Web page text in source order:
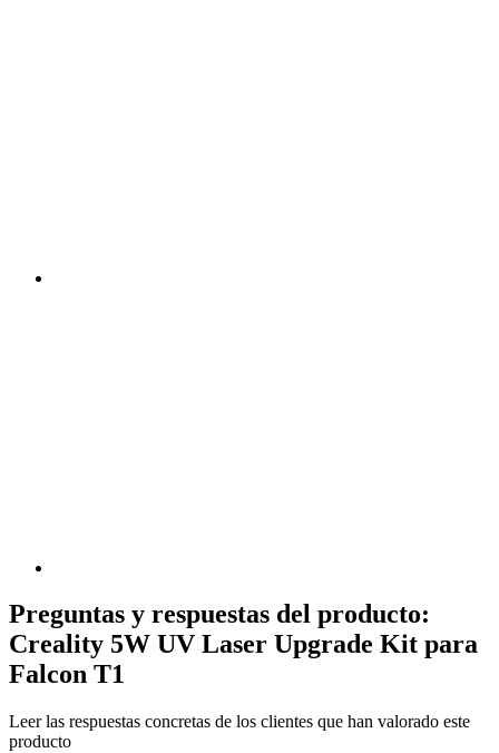
Preguntas y respuestas del producto:
Creality 5W UV Laser Upgrade Kit para
Falcon T1
Leer las respuestas concretas de los clientes que han valorado este
producto